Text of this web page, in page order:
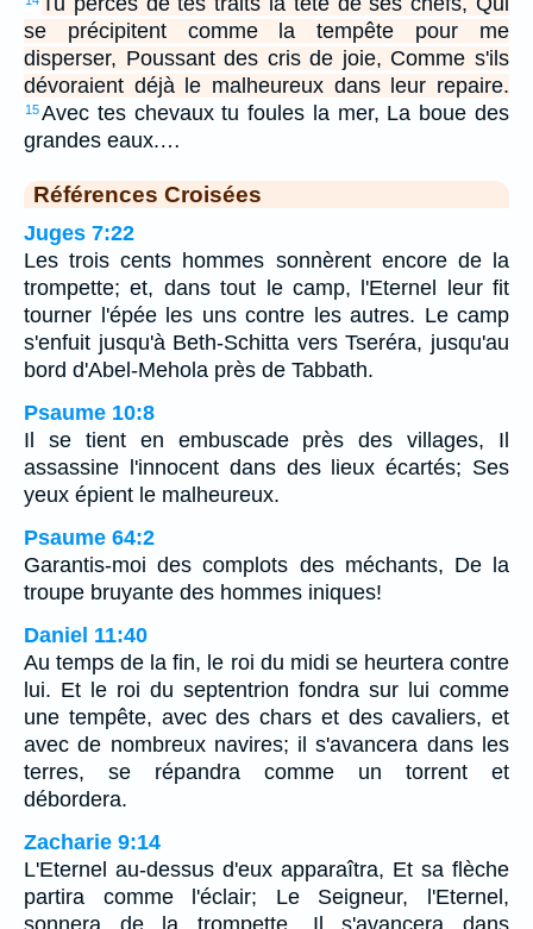
se précipitent comme la tempête pour me
disperser, Poussant des cris de joie, Comme s'ils
dévoraient déjà le malheureux dans leur repaire.
15Avec tes chevaux tu foules la mer, La boue des
grandes eaux.…
Références Croisées
Juges 7:22
Les trois cents hommes sonnèrent encore de la
trompette; et, dans tout le camp, l'Eternel leur fit
tourner l'épée les uns contre les autres. Le camp
s'enfuit jusqu'à Beth-Schitta vers Tseréra, jusqu'au
bord d'Abel-Mehola près de Tabbath.
Psaume 10:8
Il se tient en embuscade près des villages, Il
assassine l'innocent dans des lieux écartés; Ses
yeux épient le malheureux.
Psaume 64:2
Garantis-moi des complots des méchants, De la
troupe bruyante des hommes iniques!
Daniel 11:40
Au temps de la fin, le roi du midi se heurtera contre
lui. Et le roi du septentrion fondra sur lui comme
une tempête, avec des chars et des cavaliers, et
avec de nombreux navires; il s'avancera dans les
terres, se répandra comme un torrent et
débordera.
Zacharie 9:14
L'Eternel au-dessus d'eux apparaîtra, Et sa flèche
partira comme l'éclair; Le Seigneur, l'Eternel,